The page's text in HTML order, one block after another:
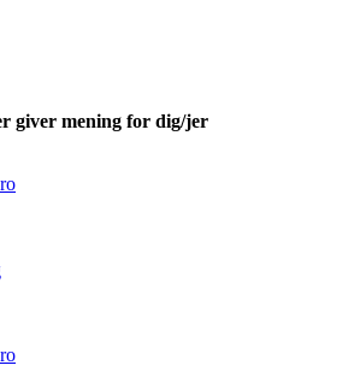
giver mening for dig/jer